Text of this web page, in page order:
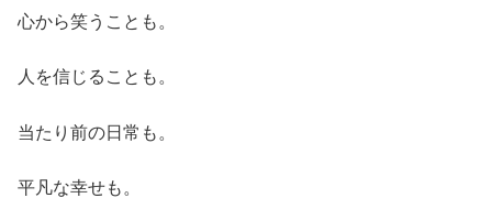
心から笑うことも。
人を信じることも。
当たり前の日常も。
平凡な幸せも。